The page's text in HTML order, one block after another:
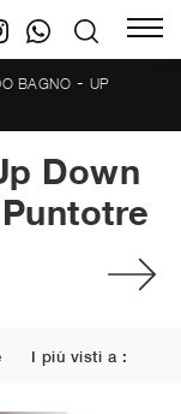
BAGNO - UP
Down
I più visti a :